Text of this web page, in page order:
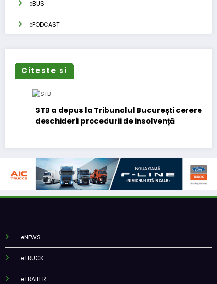
eBUS
ePODCAST
Citeste si
STB a depus la Tribunalul București cererea
deschiderii procedurii de insolvență
eNEWS
eTRUCK
eTRAILER